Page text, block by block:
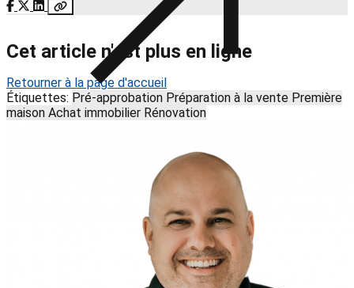
Cet article n'est plus en ligne
Retourner à la page d'accueil
Étiquettes: Pré-approbation Préparation à la vente Première
maison Achat immobilier Rénovation